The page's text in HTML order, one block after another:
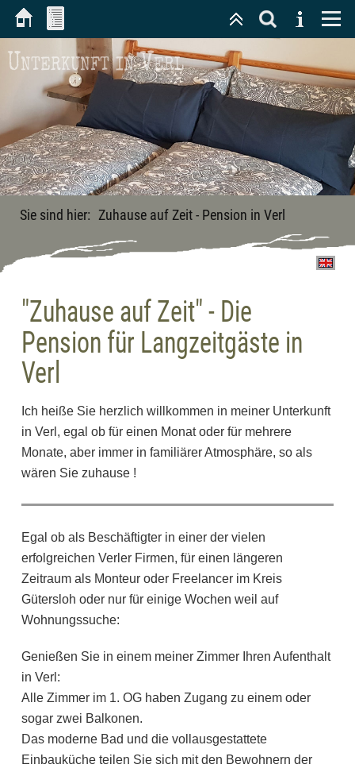
Unterkunft in Verl
Sie sind hier: Zuhause auf Zeit - Pension in Verl
"Zuhause auf Zeit" - Die
Pension für Langzeitgäste in
Verl
Ich heiße Sie herzlich willkommen in meiner Unterkunft
in Verl, egal ob für einen Monat oder für mehrere
Monate, aber immer in familiärer Atmosphäre, so als
wären Sie zuhause !
Egal ob als Beschäftigter in einer der vielen
erfolgreichen Verler Firmen, für einen längeren
Zeitraum als Monteur oder Freelancer im Kreis
Gütersloh oder nur für einige Wochen weil auf
Wohnungssuche:
Genießen Sie in einem meiner Zimmer Ihren Aufenthalt
in Verl:
Alle Zimmer im 1. OG haben Zugang zu einem oder
sogar zwei Balkonen.
Das moderne Bad und die vollausgestattete
Einbauküche teilen Sie sich mit den Bewohnern der